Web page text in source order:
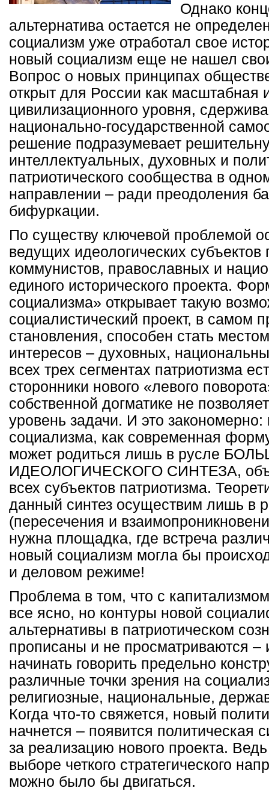
Однако
альтернатива остается не
социализм уже отработал свое
новый социализм еще не нашел
Вопрос о новых принципах
открыт для России как масштабная
цивилизационного уровня,
национально-государственной
решение подразумевает
интеллектуальных, духовных и
патриотического сообщества в
направлении – ради преодоления
бифуркации.
По существу ключевой проблемой
ведущих идеологических субъектов
коммунистов, православных и
единого исторического проекта.
социализма» открывает такую
социалистический проект, в самом
становления, способен стать
интересов – духовных,
всех трех сегментах патриотизма
сторонники нового «левого
собственной догматике не
уровень задачи. И это закономерно:
социализма, как современная
может родиться лишь в русле
ИДЕОЛОГИЧЕСКОГО СИНТЕЗА,
всех субъектов патриотизма.
данный синтез осуществим лишь в
(пересечения и
нужна площадка, где встреча
новый социализм могла бы
и деловом режиме!
Проблема в том, что с
все ясно, но контуры новой
альтернативы в патриотическом
прописаны и не просматриваются –
начинать говорить предельно
различные точки зрения на
религиозные, национальные,
Когда что-то свяжется, новый
начнется – появится политическая
за реализацию нового проекта.
выборе четкого стратегического
можно было бы двигаться.